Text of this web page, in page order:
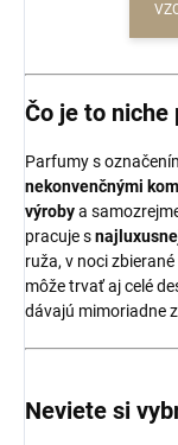
Čo je to niche
Parfumy s
nekonvenčnými
výrobya
pracuje s
ruža, v noci
môže trvať aj celé
dávajú mimoriadne
Neviete si